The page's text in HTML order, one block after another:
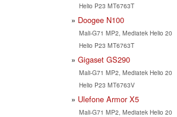
Helio P23 MT6763T
Doogee N100
Mali-G71 MP2, Mediatek Helio 20
Helio P23 MT6763T
Gigaset GS290
Mali-G71 MP2, Mediatek Helio 20
Helio P23 MT6763V
Ulefone Armor X5
Mali-G71 MP2, Mediatek Helio 20